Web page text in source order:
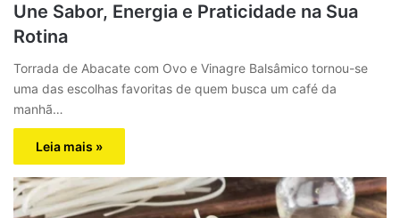
Une Sabor, Energia e Praticidade na Sua
Rotina
Torrada de Abacate com Ovo e Vinagre Balsâmico tornou-se
uma das escolhas favoritas de quem busca um café da
manhã…
Leia mais »